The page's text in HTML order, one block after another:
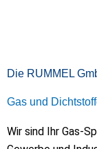
Gas
und
Die RUMMEL
Gas und
Wir sind Ihr Gas-